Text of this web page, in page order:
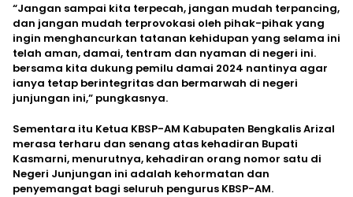
“Jangan sampai kita terpecah, jangan mudah terpancing,
dan jangan mudah terprovokasi oleh pihak-pihak yang
ingin menghancurkan tatanan kehidupan yang selama ini
telah aman, damai, tentram dan nyaman di negeri ini.
bersama kita dukung pemilu damai 2024 nantinya agar
ianya tetap berintegritas dan bermarwah di negeri
junjungan ini,” pungkasnya.
Sementara itu Ketua KBSP-AM Kabupaten Bengkalis Arizal
merasa terharu dan senang atas kehadiran Bupati
Kasmarni, menurutnya, kehadiran orang nomor satu di
Negeri Junjungan ini adalah kehormatan dan
penyemangat bagi seluruh pengurus KBSP-AM.